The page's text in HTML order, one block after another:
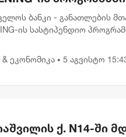
ბანკი - განათლების
ის სასტიპენდიო
სურ...
& ეკონომიკა • 5 აგვისტო
ქ. N14-ში